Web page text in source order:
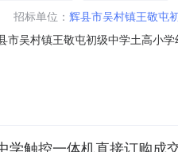
招标单位： 辉县市吴村镇王敬屯
市吴村镇王敬屯初级中学土高小
万元，招标人为辉县
学触控一体机直接订购成